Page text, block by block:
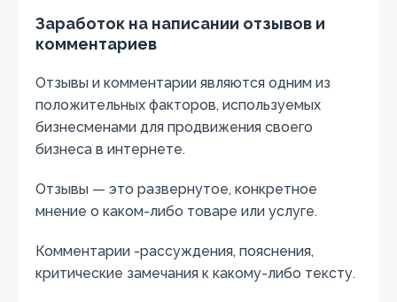
Заработок на написании отзывов и
комментариев
Отзывы и комментарии являются одним из
положительных факторов, используемых
бизнесменами для продвижения своего
бизнеса в интернете.
Отзывы — это развернутое, конкретное
мнение о каком-либо товаре или услуге.
Комментарии -рассуждения, пояснения,
критические замечания к какому-либо тексту.